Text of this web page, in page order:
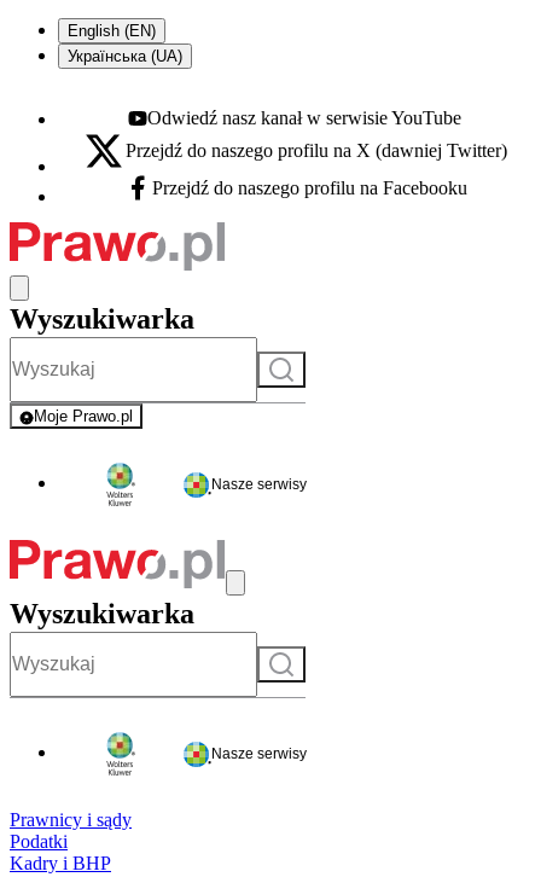
English (EN)
Українська (UA)
Youtube - otwiera się w nowej karcie
Odwiedź nasz kanał w serwisie YouTube
X - otwiera się w nowej karcie
Przejdź do naszego profilu na X (dawniej Twitter)
Facebook - otwiera się w nowej karcie
Przejdź do naszego profilu na Facebooku
Wyszukiwarka
Szukaj
Moje Prawo.pl
- rejestracja i logowanie do serwisu
Nasze serwisy
Wyszukiwarka
Szukaj
Nasze serwisy
Prawnicy i sądy
Podatki
Kadry i BHP